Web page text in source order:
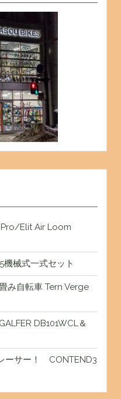
Elit Air Loom
機械式一式セット
み自転車 Tern Verge
DB101WCL＆
ーサー！ CONTEND3